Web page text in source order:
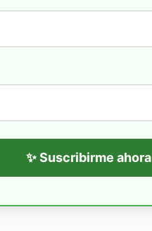
✨ Suscribirme ahora